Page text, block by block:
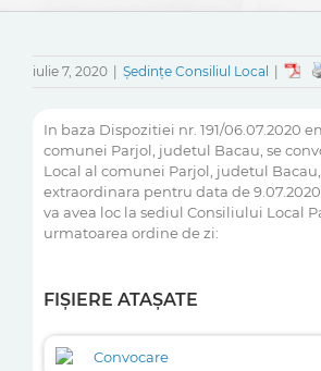
iulie 7, 2020 Ședințe Consiliul Local
In baza Dispozitiei nr. 191/06.07.2020
comunei Parjol, judetul Bacau, se
Local al comunei Parjol, judetul
extraordinara pentru data de
va avea loc la sediul Consiliului Local
urmatoarea ordine de zi:
FIȘIERE ATAȘATE
Convocare